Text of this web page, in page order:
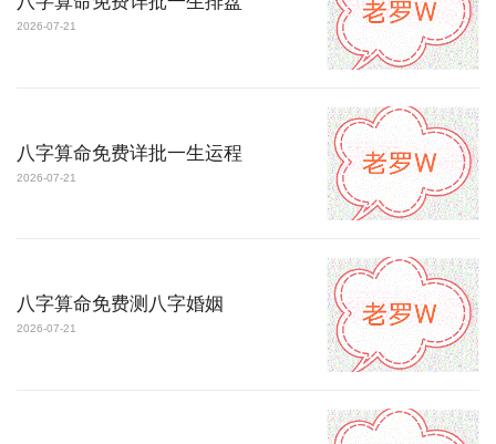
2026-07-21
八字算命免费详批一生运程
2026-07-21
八字算命免费测八字婚姻
2026-07-21